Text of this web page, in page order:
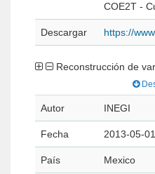
COE2T -
Descargar https://
Reconstrucción de
Autor INEGI
Fecha 2013-05-01
País Mexico